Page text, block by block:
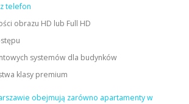
telefon
obrazu HD lub Full HD
systemów dla budynków
klasy premium
obejmują zarówno apartamenty w